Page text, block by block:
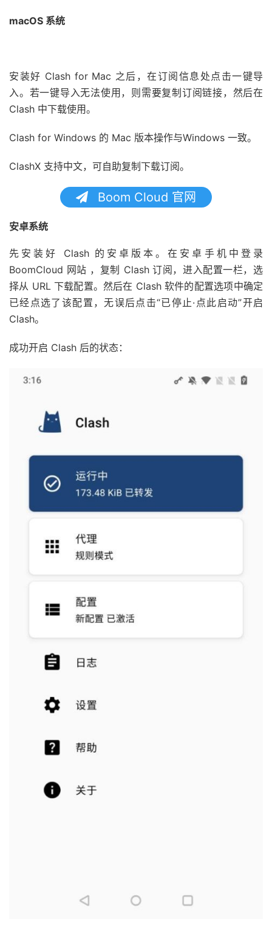
macOS 系统
安装好 Clash for Mac 之后，在订阅信息处点击一键导
入。若一键导入无法使用，则需要复制订阅链接，然后在
Clash 中下载使用。
Clash for Windows 的 Mac 版本操作与Windows 一致。
ClashX 支持中文，可自助复制下载订阅。
Boom Cloud 官网
安卓系统
先安装好 Clash 的安卓版本。在安卓手机中登录
BoomCloud 网站 ，复制 Clash 订阅，进入配置一栏，选
择从 URL 下载配置。然后在 Clash 软件的配置选项中确定
已经点选了该配置，无误后点击“已停止·点此启动”开启
Clash。
成功开启 Clash 后的状态：